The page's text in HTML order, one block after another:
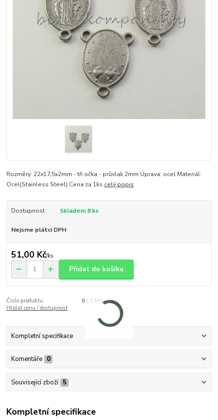
Rozměry: 22x17,5x2mm - tři očka - průvlak 2mm Úprava: ocel Materiál:
Ocel(Stainless Steel) Cena za 1ks celý popis
Dostupnost Skladem 8 ks
Nejsme plátci DPH
51,00 Kč/ks
Přidat do košíku
Číslo produktu:
02 1384
Hlídat cenu / dostupnost
Kompletní specifikace
Komentáře 0
Související zboží 5
Kompletní specifikace